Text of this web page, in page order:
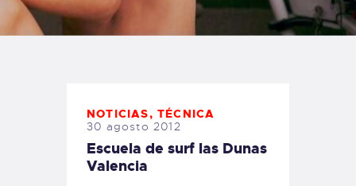
TIENDA FAMILY SURFERS
WEBCAM SALINAS
NOTICIAS,TÉCNICA
30 agosto 2012
Escuela de surf las Dunas
Valencia